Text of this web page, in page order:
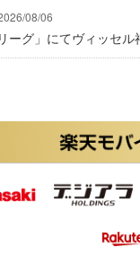
08/06
ーグ」にてヴィッセ